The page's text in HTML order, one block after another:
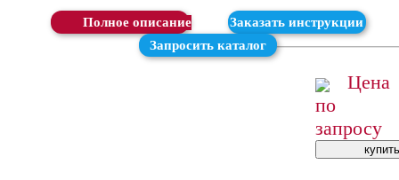
Скачать
Заказать инструкции
Запросить каталог
Цена
по
запросу